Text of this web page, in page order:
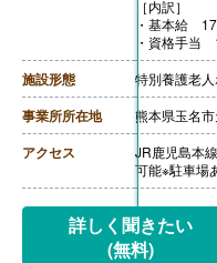
［内訳］
・基本給
・資格手当
［その他手当
・住宅手当
・扶養手当
【賞与】年2
業績・年数
【通勤手当
【昇給】あ
績
施設形態 特別養護老
事業所所在地 熊本県玉名
アクセス
JR鹿児島本
可能※駐車場
詳しく聞きたい
(無料)